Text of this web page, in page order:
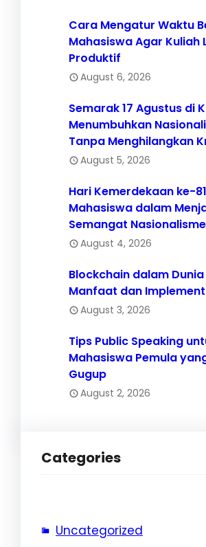
Cara Mengatur Waktu
Mahasiswa Agar Kuliah
Produktif
August 6, 2026
Semarak 17 Agustus di
Menumbuhkan
Tanpa Menghilangkan
August 5, 2026
Hari Kemerdekaan ke-
Mahasiswa dalam
Semangat Nasionalisme
August 4, 2026
Blockchain dalam Dunia
Manfaat dan
August 3, 2026
Tips Public Speaking
Mahasiswa Pemula
Gugup
August 2, 2026
Categories
Uncategorized